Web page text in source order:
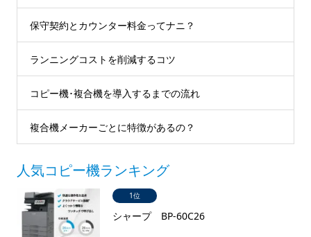
保守契約とカウンター料金ってナニ？
ランニングコストを削減するコツ
コピー機･複合機を導入するまでの流れ
複合機メーカーごとに特徴があるの？
人気コピー機ランキング
1位
シャープ BP-60C26